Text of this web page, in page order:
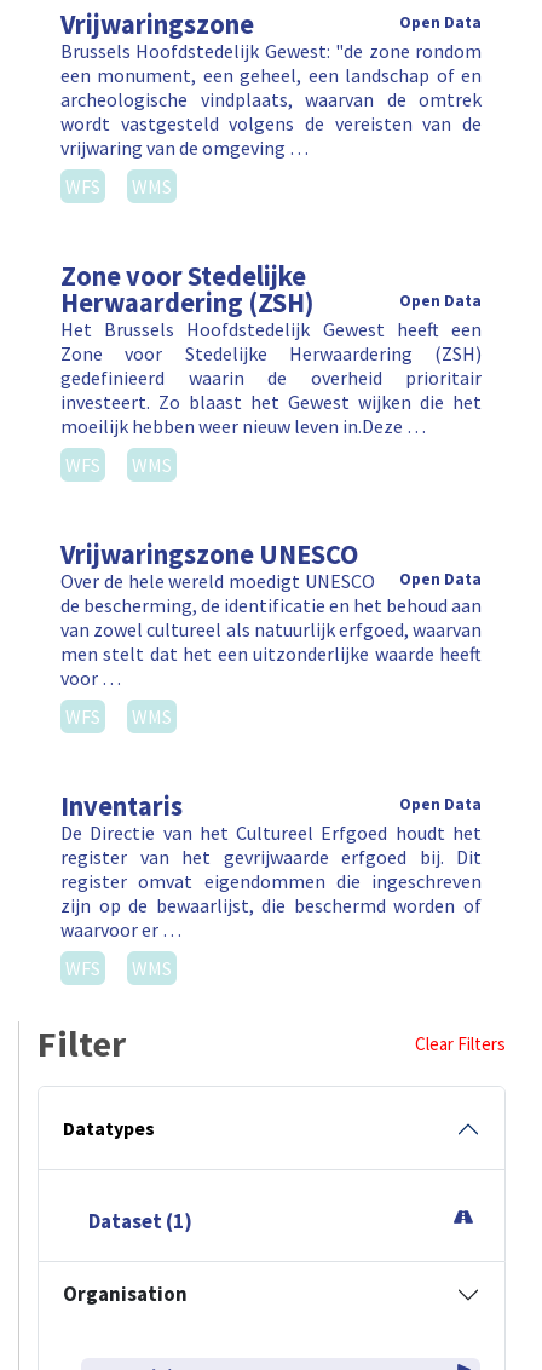
Vrijwaringszone Open Data
Brussels Hoofdstedelijk Gewest: "de zone rondom
een monument, een geheel, een landschap of en
archeologische vindplaats, waarvan de omtrek
wordt vastgesteld volgens de vereisten van de
vrijwaring van de omgeving …
WFS
WMS
Zone voor Stedelijke
Herwaardering (ZSH) Open Data
Het Brussels Hoofdstedelijk Gewest heeft een
Zone voor Stedelijke Herwaardering (ZSH)
gedefinieerd waarin de overheid prioritair
investeert. Zo blaast het Gewest wijken die het
moeilijk hebben weer nieuw leven in.Deze …
WFS
WMS
Vrijwaringszone UNESCO
Open Data
Over de hele wereld moedigt UNESCO
de bescherming, de identificatie en het behoud aan
van zowel cultureel als natuurlijk erfgoed, waarvan
men stelt dat het een uitzonderlijke waarde heeft
voor …
WFS
WMS
Inventaris Open Data
De Directie van het Cultureel Erfgoed houdt het
register van het gevrijwaarde erfgoed bij. Dit
register omvat eigendommen die ingeschreven
zijn op de bewaarlijst, die beschermd worden of
waarvoor er …
WFS
WMS
Filter Clear Filters
Datatypes
Dataset (1)
Organisation